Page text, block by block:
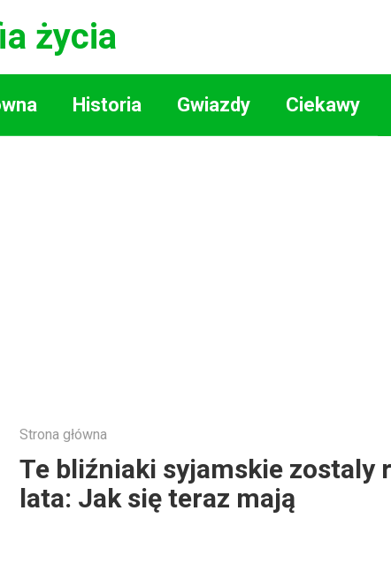
życia
Historia Gwiazdy Ciekawy
Strona główna
Te bliźniaki syjamskie zostaly
lata: Jak się teraz mają